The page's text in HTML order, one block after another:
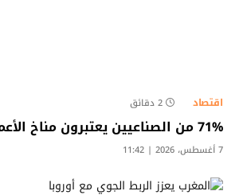
اقتصاد 2 دقائق
71% من الصناعيين يعتبرون مناخ الأعمال عاديا
7 أغسطس، 2026 | 11:42